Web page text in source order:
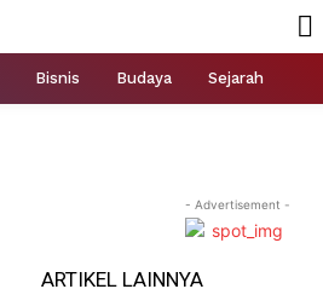
Bisnis Budaya Sejarah
- Advertisement -
ARTIKEL LAINNYA